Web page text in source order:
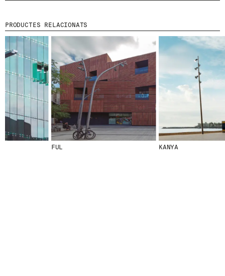
PRODUCTES RELACIONATS
FUL KANYA
© 2026 ESCOFET 1886 S.A.